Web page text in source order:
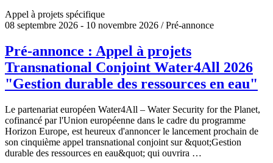
Appel à projets spécifique
08 septembre 2026 - 10 novembre 2026 / Pré-annonce
Pré-annonce : Appel à projets
Transnational Conjoint Water4All 2026
"Gestion durable des ressources en eau"
Le partenariat européen Water4All – Water Security for the Planet,
cofinancé par l'Union européenne dans le cadre du programme
Horizon Europe, est heureux d'annoncer le lancement prochain de
son cinquième appel transnational conjoint sur &quot;Gestion
durable des ressources en eau&quot; qui ouvrira …